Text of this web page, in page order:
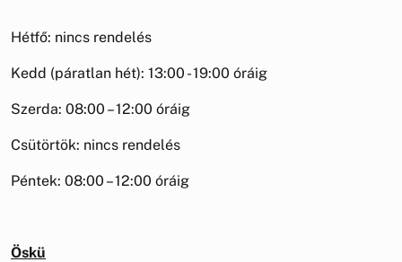
Hétfő: nincs rendelés
Kedd (páratlan hét): 13:00 - 19:00 óráig
Szerda: 08:00 – 12:00 óráig
Csütörtök: nincs rendelés
Péntek: 08:00 – 12:00 óráig
Öskü